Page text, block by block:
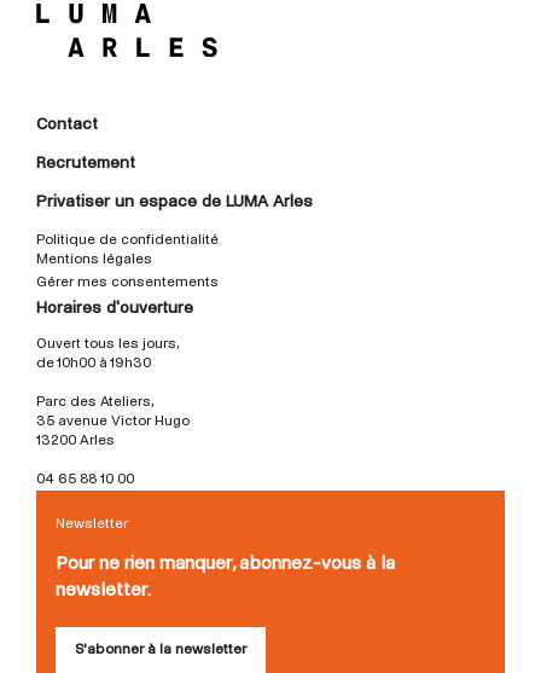
Contact
Recrutement
Privatiser un espace de LUMA Arles
Politique de confidentialité
Mentions légales
Gérer mes consentements
Horaires d'ouverture
Ouvert tous les jours,
de 10h00 à 19h30
Parc des Ateliers,
35 avenue Victor Hugo
13200 Arles
04 65 88 10 00
Newsletter
Pour ne rien manquer, abonnez-vous à la
newsletter.
S'abonner à la newsletter